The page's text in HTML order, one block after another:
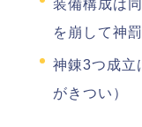
装備構成は
を崩して神
神錬3つ成立
がきつい）